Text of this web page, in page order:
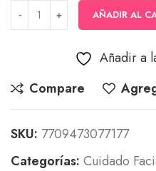
AÑADIR AL
Añadir a
Compare
SKU: 7709473077177
Categorías: Cuidado